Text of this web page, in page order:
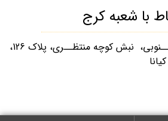
با شعبه کرج
البرز، کرج، طالقانـی جـــنوبی، نبش کوچه منتظــری، پلاک 126،